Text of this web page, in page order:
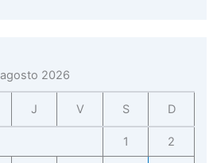
agosto 2026
J V S D
1 2